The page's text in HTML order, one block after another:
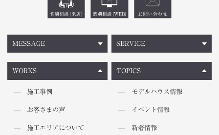
MESSAGE
WORKS
施工事例
お客さまの声
施工エリアについて
TOPICS
モデルハウス情報
イベント情報
新着情報
SERVICE